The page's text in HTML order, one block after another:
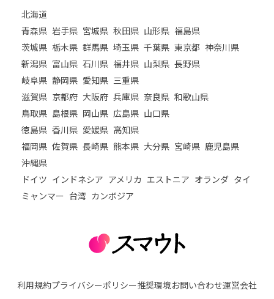
北海道
青森県 岩手県 宮城県 秋田県 山形県 福島県
茨城県 栃木県 群馬県 埼玉県 千葉県 東京都 神奈川県
新潟県 富山県 石川県 福井県 山梨県 長野県
岐阜県 静岡県 愛知県 三重県
滋賀県 京都府 大阪府 兵庫県 奈良県 和歌山県
鳥取県 島根県 岡山県 広島県 山口県
徳島県 香川県 愛媛県 高知県
福岡県 佐賀県 長崎県 熊本県 大分県 宮崎県 鹿児島県
沖縄県
ドイツ インドネシア アメリカ エストニア オランダ タイ
ミャンマー 台湾 カンボジア
利用規約プライバシーポリシー推奨環境お問い合わせ運営会社